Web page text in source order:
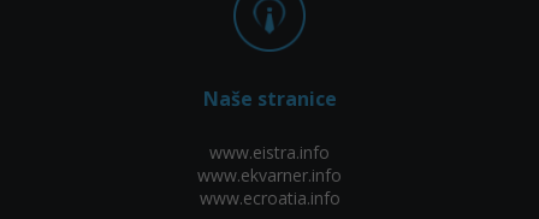
Naše stranice
www.eistra.info
www.ekvarner.info
www.ecroatia.info